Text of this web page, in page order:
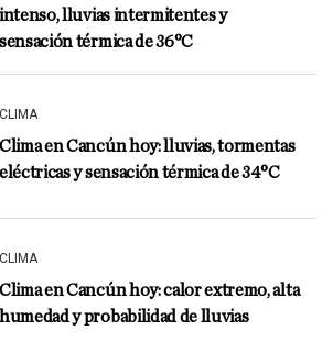
intenso, lluvias intermitentes y
sensación térmica de 36°C
CLIMA
Clima en Cancún hoy: lluvias, tormentas
eléctricas y sensación térmica de 34°C
CLIMA
Clima en Cancún hoy: calor extremo, alta
humedad y probabilidad de lluvias